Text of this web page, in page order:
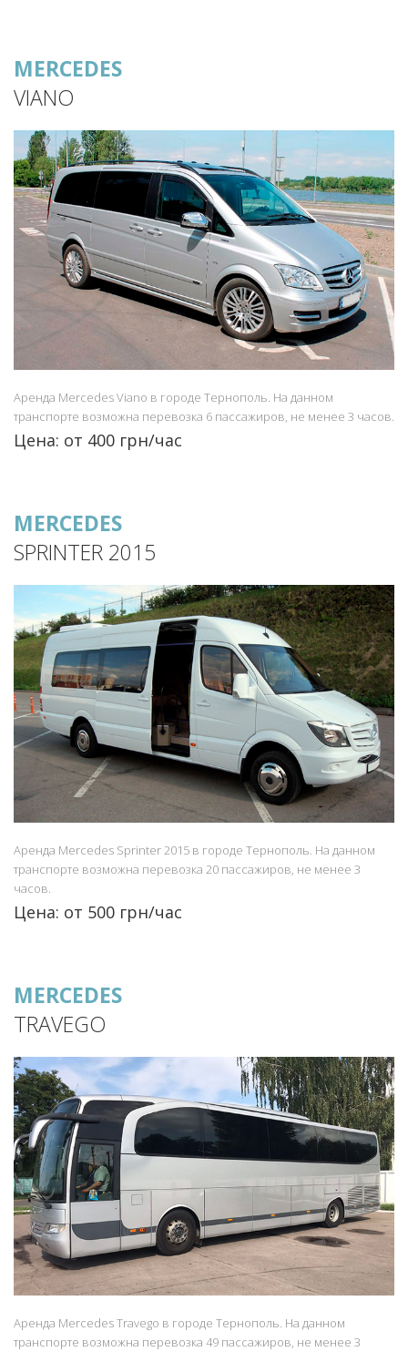
MERCEDES
VIANO
Аренда Mercedes Viano в городе Тернополь. На данном
транспорте возможна перевозка 6 пассажиров, не менее 3 часов.
Цена: от 400 грн/час
MERCEDES
SPRINTER 2015
Аренда Mercedes Sprinter 2015 в городе Тернополь. На данном
транспорте возможна перевозка 20 пассажиров, не менее 3
часов.
Цена: от 500 грн/час
MERCEDES
TRAVEGO
Аренда Mercedes Travego в городе Тернополь. На данном
транспорте возможна перевозка 49 пассажиров, не менее 3